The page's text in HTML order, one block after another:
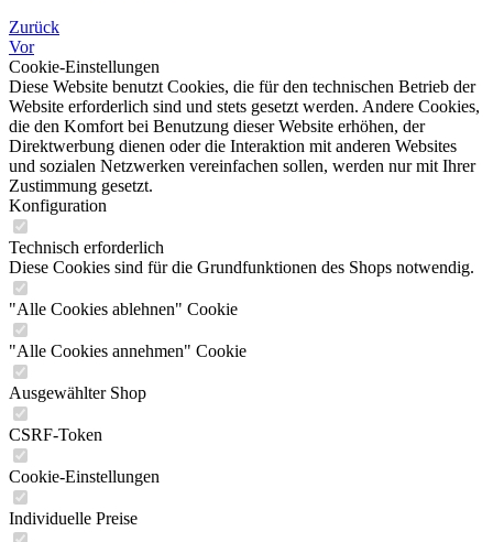
Zurück
Vor
Cookie-Einstellungen
Diese Website benutzt Cookies, die für den technischen Betrieb der
Website erforderlich sind und stets gesetzt werden. Andere Cookies,
die den Komfort bei Benutzung dieser Website erhöhen, der
Direktwerbung dienen oder die Interaktion mit anderen Websites
und sozialen Netzwerken vereinfachen sollen, werden nur mit Ihrer
Zustimmung gesetzt.
Konfiguration
Technisch erforderlich
Diese Cookies sind für die Grundfunktionen des Shops notwendig.
"Alle Cookies ablehnen" Cookie
"Alle Cookies annehmen" Cookie
Ausgewählter Shop
CSRF-Token
Cookie-Einstellungen
Individuelle Preise